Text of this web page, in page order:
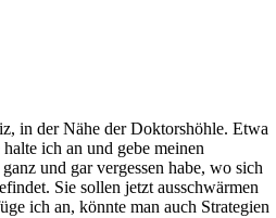
in der Nähe der Doktorshöhle. Etwa
ich an und gebe meinen
und gar vergessen habe, wo sich
Sie sollen jetzt ausschwärmen
ich an, könnte man auch Strategien